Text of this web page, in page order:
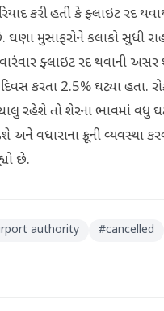
કરી હતી કે ફ્લાઇટ રદ
મુસાફરોને કલાકો સુધી
વારંવાર ફ્લાઇટ રદ થવાની
કરતા 2.5% ઘટ્યા હતા.
રહેશે તો શેરના ભાવમાં વધુ
વધારાના ક્રૂની વ્યવસ્થા
છે.
authority #cancelled